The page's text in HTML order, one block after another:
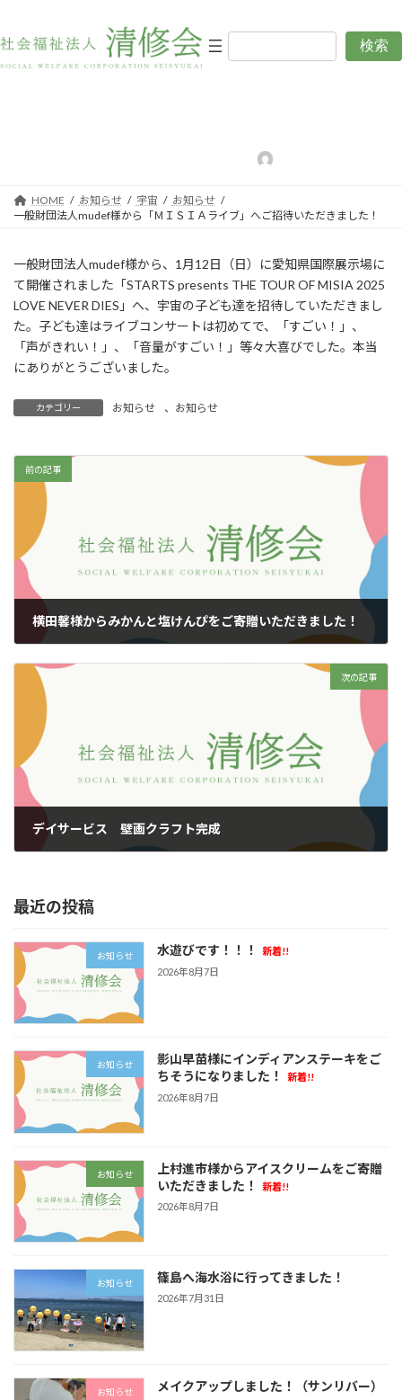
テ
ン
ゲ
ー
検索
一般財団法人mudef様から「Ｍ
日
時
:
HOME お知らせ 宇宙
お知らせ
一般財団法人mudef様から「ＭＩＳＩＡライブ」へご招待いただきました！
一般財団法人mudef様から、1月12日（日）に愛知県国際展示場に
て開催されました「STARTS presents THE TOUR OF MISIA 2025
LOVE NEVER DIES」へ、宇宙の子ども達を招待していただきまし
た。子ども達はライブコンサートは初めてで、「すごい！」、
「声がきれい！」、「音量がすごい！」等々大喜びでした。本当
にありがとうございました。
カテゴリー お知らせ 、 お知らせ
前の記事
横田馨様からみかんと塩けんぴをご寄贈いただきました！
次の記事
デイサービス 壁画クラフト完成
最近の投稿
お知らせ 水遊びです！！！
新着!!
2026年8月7日
お知らせ
影山早苗様にインディアンステーキをご
ちそうになりました！
新着!!
2026年8月7日
お知らせ
上村進市様からアイスクリームをご寄贈
いただきました！
新着!!
2026年8月7日
お知らせ 篠島へ海水浴に行ってきました！
2026年7月31日
お知らせ メイクアップしました！（サンリバー）